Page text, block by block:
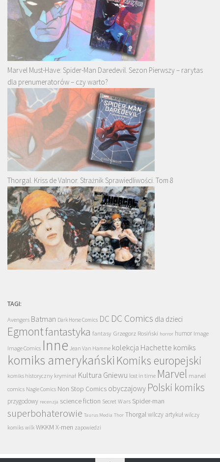
Marvel Must-Have: Spider-Man Daredevil. Sezon Pierwszy – rarytas
dla prenumeratorów – czy warto?
Thorgal. Kriss de Valnor. Strażnik Sprawiedliwości. Tom 8
TAGI:
Avengers Batman Dark Horse Comics DC DC Comics dla dzieci
Egmontfantastyka fantasy Grzegorz Rosiński horror humor Image
Image Comics Inne Jean Van Hamme kolekcja Hachette komiks
komiks amerykański Komiks europejski
komiks historyczny kryminał Kultura Gniewu lost in time Marvel marvel
comics Nagle Comics Non Stop Comics obyczajowy Polski komiks
przygodowy recenzja science fiction Secret Wars Spider-man
superbohaterowie Taurus Media Thor Thorgalwilczy artykuł wilczy
komiks wilk WKKM X-men zapowiedzi